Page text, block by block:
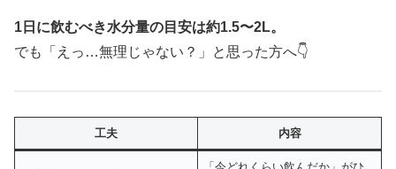
1日に飲むべき水分量の目安は約1.5〜2L。
でも「えっ…無理じゃない？」と思った方へ👇
工夫 内容